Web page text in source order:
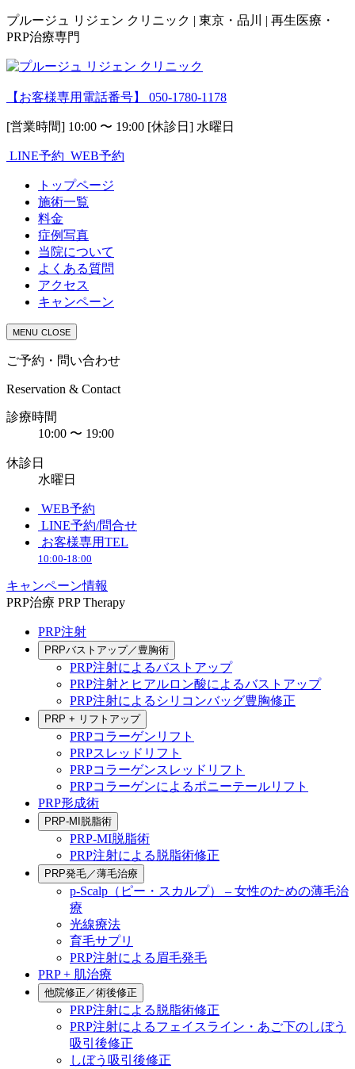
プルージュ リジェン クリニック | 東京・品川 | 再生医療・
PRP治療専門
【お客様専用電話番号】 050-1780-1178
[営業時間] 10:00 〜 19:00 [休診日] 水曜日
LINE予約 WEB予約
トップページ
施術一覧
料金
症例写真
当院について
よくある質問
アクセス
キャンペーン
MENU CLOSE
ご予約・問い合わせ
Reservation & Contact
診療時間
10:00 〜 19:00
休診日
水曜日
WEB予約
LINE予約/問合せ
お客様専用TEL
10:00-18:00
キャンペーン情報
PRP治療 PRP Therapy
PRP注射
PRPバストアップ／豊胸術
PRP注射によるバストアップ
PRP注射とヒアルロン酸によるバストアップ
PRP注射によるシリコンバッグ豊胸修正
PRP + リフトアップ
PRPコラーゲンリフト
PRPスレッドリフト
PRPコラーゲンスレッドリフト
PRPコラーゲンによるポニーテールリフト
PRP形成術
PRP-MI脱脂術
PRP-MI脱脂術
PRP注射による脱脂術修正
PRP発毛／薄毛治療
p-Scalp（ピー・スカルプ） – 女性のための薄毛治
療
光線療法
育毛サプリ
PRP注射による眉毛発毛
PRP + 肌治療
他院修正／術後修正
PRP注射による脱脂術修正
PRP注射によるフェイスライン・あご下のしぼう
吸引後修正
しぼう吸引後修正